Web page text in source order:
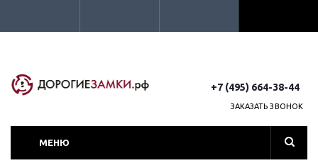
+7 (495) 664-38-44
ЗАКАЗАТЬ ЗВОНОК
МЕНЮ